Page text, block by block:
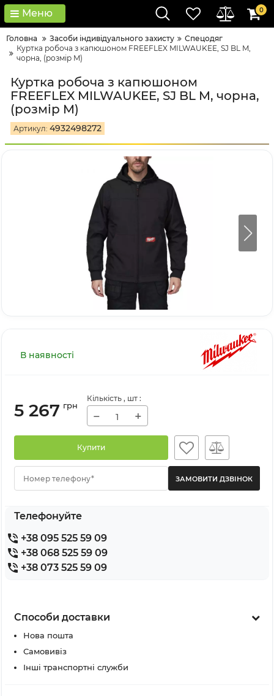
Меню 0
Головна Засоби індивідуального захисту
Спецодяг
Куртка робоча з капюшоном FREEFLEX MILWAUKEE, SJ BL M,
чорна, (розмір M)
Куртка робоча з капюшоном
FREEFLEX MILWAUKEE, SJ BL M, чорна,
(розмір M)
Артикул: 4932498272
В наявності
5 267 грн
Кількість , шт :
− +
Купити
Номер телефону*
Телефонуйте
+38 095 525 59 09
+38 068 525 59 09
+38 073 525 59 09
Способи доставки
Нова пошта
Самовивіз
Інші транспортні служби